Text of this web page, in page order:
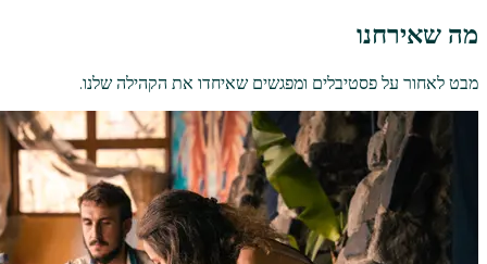
מה שאירחנו
מבט לאחור על פסטיבלים ומפגשים שאיחדו את הקהילה שלנו.